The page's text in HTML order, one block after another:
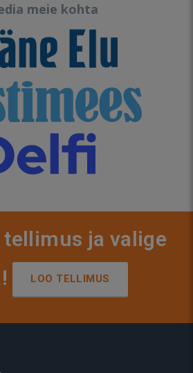
meie kohta
tellimus ja valige
LOO TELLIMUS